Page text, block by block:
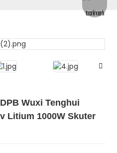
Wuxi Tenghui
Litium 1000W Skuter